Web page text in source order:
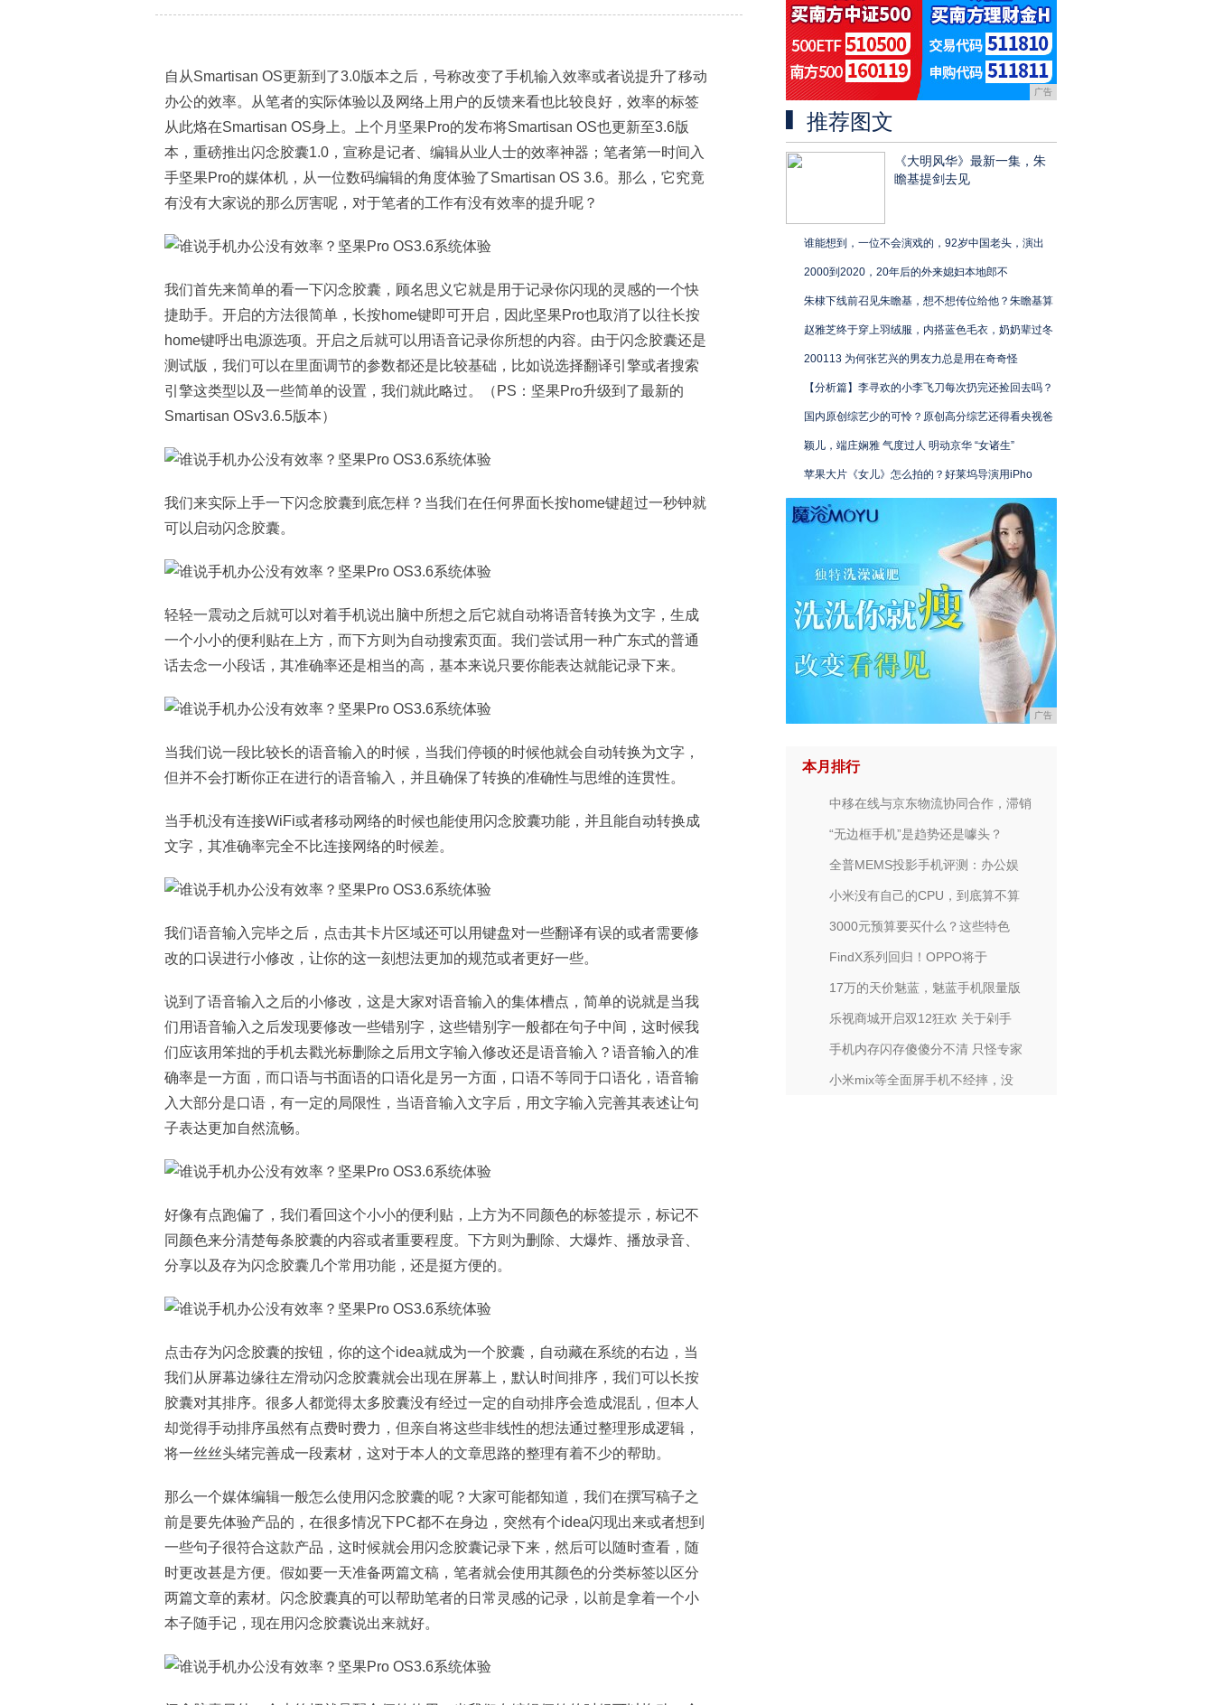
自从Smartisan OS更新到了3.0版本之后，号称改变了手机输入效率或者说提升了移动
办公的效率。从笔者的实际体验以及网络上用户的反馈来看也比较良好，效率的标签
从此烙在Smartisan OS身上。上个月坚果Pro的发布将Smartisan OS也更新至3.6版
本，重磅推出闪念胶囊1.0，宣称是记者、编辑从业人士的效率神器；笔者第一时间入
手坚果Pro的媒体机，从一位数码编辑的角度体验了Smartisan OS 3.6。那么，它究竟
有没有大家说的那么厉害呢，对于笔者的工作有没有效率的提升呢？
我们首先来简单的看一下闪念胶囊，顾名思义它就是用于记录你闪现的灵感的一个快
捷助手。开启的方法很简单，长按home键即可开启，因此坚果Pro也取消了以往长按
home键呼出电源选项。开启之后就可以用语音记录你所想的内容。由于闪念胶囊还是
测试版，我们可以在里面调节的参数都还是比较基础，比如说选择翻译引擎或者搜索
引擎这类型以及一些简单的设置，我们就此略过。（PS：坚果Pro升级到了最新的
Smartisan OSv3.6.5版本）
我们来实际上手一下闪念胶囊到底怎样？当我们在任何界面长按home键超过一秒钟就
可以启动闪念胶囊。
轻轻一震动之后就可以对着手机说出脑中所想之后它就自动将语音转换为文字，生成
一个小小的便利贴在上方，而下方则为自动搜索页面。我们尝试用一种广东式的普通
话去念一小段话，其准确率还是相当的高，基本来说只要你能表达就能记录下来。
当我们说一段比较长的语音输入的时候，当我们停顿的时候他就会自动转换为文字，
但并不会打断你正在进行的语音输入，并且确保了转换的准确性与思维的连贯性。
当手机没有连接WiFi或者移动网络的时候也能使用闪念胶囊功能，并且能自动转换成
文字，其准确率完全不比连接网络的时候差。
我们语音输入完毕之后，点击其卡片区域还可以用键盘对一些翻译有误的或者需要修
改的口误进行小修改，让你的这一刻想法更加的规范或者更好一些。
说到了语音输入之后的小修改，这是大家对语音输入的集体槽点，简单的说就是当我
们用语音输入之后发现要修改一些错别字，这些错别字一般都在句子中间，这时候我
们应该用笨拙的手机去戳光标删除之后用文字输入修改还是语音输入？语音输入的准
确率是一方面，而口语与书面语的口语化是另一方面，口语不等同于口语化，语音输
入大部分是口语，有一定的局限性，当语音输入文字后，用文字输入完善其表述让句
子表达更加自然流畅。
好像有点跑偏了，我们看回这个小小的便利贴，上方为不同颜色的标签提示，标记不
同颜色来分清楚每条胶囊的内容或者重要程度。下方则为删除、大爆炸、播放录音、
分享以及存为闪念胶囊几个常用功能，还是挺方便的。
点击存为闪念胶囊的按钮，你的这个idea就成为一个胶囊，自动藏在系统的右边，当
我们从屏幕边缘往左滑动闪念胶囊就会出现在屏幕上，默认时间排序，我们可以长按
胶囊对其排序。很多人都觉得太多胶囊没有经过一定的自动排序会造成混乱，但本人
却觉得手动排序虽然有点费时费力，但亲自将这些非线性的想法通过整理形成逻辑，
将一丝丝头绪完善成一段素材，这对于本人的文章思路的整理有着不少的帮助。
那么一个媒体编辑一般怎么使用闪念胶囊的呢？大家可能都知道，我们在撰写稿子之
前是要先体验产品的，在很多情况下PC都不在身边，突然有个idea闪现出来或者想到
一些句子很符合这款产品，这时候就会用闪念胶囊记录下来，然后可以随时查看，随
时更改甚是方便。假如要一天准备两篇文稿，笔者就会使用其颜色的分类标签以区分
两篇文章的素材。闪念胶囊真的可以帮助笔者的日常灵感的记录，以前是拿着一个小
本子随手记，现在用闪念胶囊说出来就好。
广告
推荐图文
《大明风华》最新一集，朱
瞻基提剑去见
谁能想到，一位不会演戏的，92岁中国老头，演出
2000到2020，20年后的外来媳妇本地郎不
朱棣下线前召见朱瞻基，想不想传位给他？朱瞻基算
赵雅芝终于穿上羽绒服，内搭蓝色毛衣，奶奶辈过冬
200113 为何张艺兴的男友力总是用在奇奇怪
【分析篇】李寻欢的小李飞刀每次扔完还捡回去吗？
国内原创综艺少的可怜？原创高分综艺还得看央视爸
颖儿，端庄娴雅 气度过人 明动京华 “女诸生”
苹果大片《女儿》怎么拍的？好莱坞导演用iPho
广告
本月排行
中移在线与京东物流协同合作，滞销
“无边框手机”是趋势还是噱头？
全普MEMS投影手机评测：办公娱
小米没有自己的CPU，到底算不算
3000元预算要买什么？这些特色
FindX系列回归！OPPO将于
17万的天价魅蓝，魅蓝手机限量版
乐视商城开启双12狂欢 关于剁手
手机内存闪存傻傻分不清 只怪专家
小米mix等全面屏手机不经摔，没